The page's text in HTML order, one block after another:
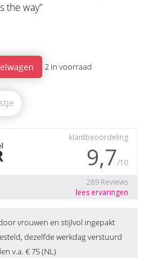
the way"
2 in voorraad
vrouwen en stijlvol ingepakt
dezelfde werkdag verstuurd
v.a. € 75 (NL)